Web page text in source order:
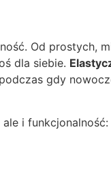
Od prostych,
dla siebie.
gdy
i funkcjonalność: